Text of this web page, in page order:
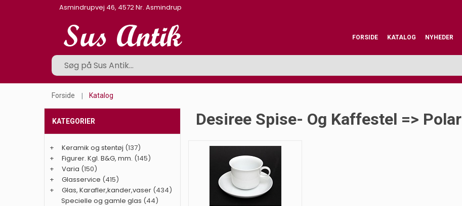
Asmindrupvej 46, 4572 Nr. Asmindrup
FORSIDE KATALOG NYHEDER
Forside Katalog
Desiree Spise- Og Kaffestel => Polar
KATEGORIER
+ Keramik og stentøj (137)
+
Figurer. Kgl. B&G, mm. (145)
+
Varia (150)
+
Glasservice (415)
+
Glas, Karafler,kander,vaser (434)
Specielle og gamle glas (44)